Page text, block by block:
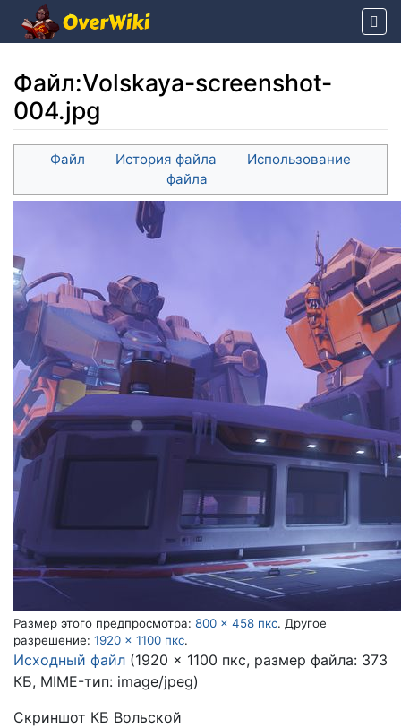
Файл:Volskaya-screenshot-
004.jpg
Перейти к: навигация, поиск
Файл История файла
Использование
файла
Размер этого предпросмотра: 800 × 458 пкс. Другое
разрешение: 1920 × 1100 пкс.
Исходный файл (1920 × 1100 пкс, размер файла: 373
КБ, MIME-тип: image/jpeg)
Скриншот КБ Вольской